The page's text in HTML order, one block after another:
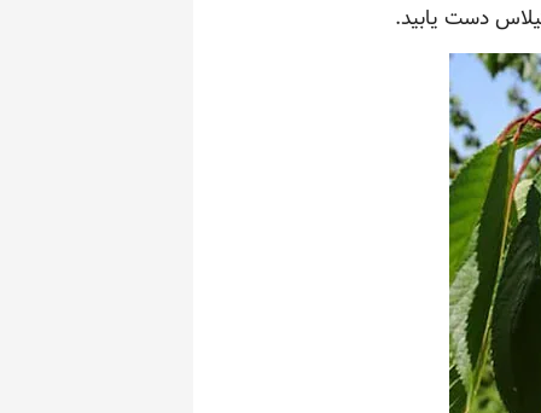
دست یابید.